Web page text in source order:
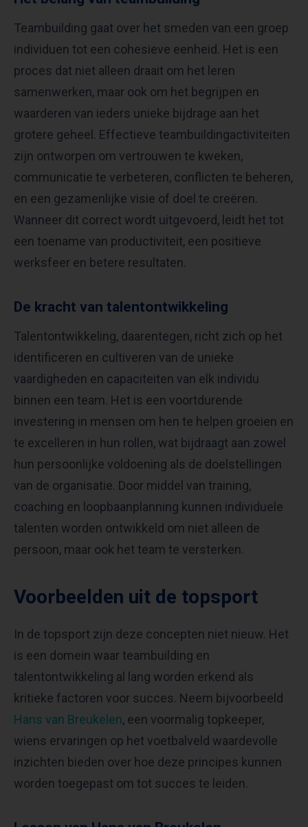
Teambuilding gaat over het smeden van een groep
individuen tot een cohesieve eenheid. Het is een
proces dat niet alleen draait om het leren
samenwerken, maar ook om het begrijpen en
waarderen van ieders unieke bijdrage aan het
grotere geheel. Effectieve teambuildingactiviteiten
zijn ontworpen om vertrouwen te kweken,
communicatie te verbeteren, conflicten te beheren,
en een gezamenlijke visie of doel te creëren.
Wanneer dit correct wordt uitgevoerd, leidt het tot
een toename van productiviteit, een positieve
werksfeer en betere resultaten.
De kracht van talentontwikkeling
Talentontwikkeling, daarentegen, richt zich op het
identificeren en cultiveren van de unieke
vaardigheden en capaciteiten van elk individu
binnen een team. Het is een voortdurende
investering in mensen om hen te helpen groeien en
te excelleren in hun rollen, wat bijdraagt aan zowel
hun persoonlijke voldoening als de doelstellingen
van de organisatie. Door middel van training,
coaching en loopbaanplanning kunnen individuele
talenten worden ontwikkeld om niet alleen de
persoon, maar ook het team te versterken.
Voorbeelden uit de topsport
In de topsport zijn deze concepten niet nieuw. Het
is een domein waar teambuilding en
talentontwikkeling al lang worden erkend als
kritieke factoren voor succes. Neem bijvoorbeeld
Hans van Breukelen, een voormalig topkeeper,
wiens ervaringen op het voetbalveld waardevolle
inzichten bieden over hoe deze principes kunnen
worden toegepast om tot succes te leiden.